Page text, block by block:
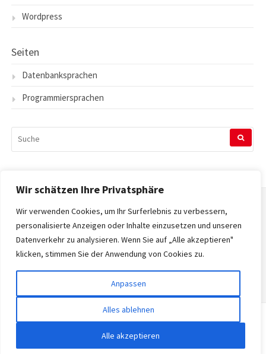
Wir schätzen Ihre Privatsphäre
Wir verwenden Cookies, um Ihr Surferlebnis zu verbessern,
personalisierte Anzeigen oder Inhalte einzusetzen und unseren
Datenverkehr zu analysieren. Wenn Sie auf „Alle akzeptieren"
klicken, stimmen Sie der Anwendung von Cookies zu.
Anpassen
Alles ablehnen
Alle akzeptieren
Wordpress
Seiten
Datenbanksprachen
Programmiersprachen
NACH:
Startseite
Datenschutzerklärung
Copyright © 2026 Tecnopedia. Alle Rechte vorbehalten.
Gatsby-Theme von